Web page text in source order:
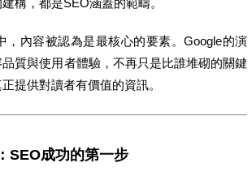
構，都是SEO涵蓋的範疇。
，內容被認為是最核心的要素。Google的演
質與使用者體驗，不再只是比誰堆砌的關鍵
提供對讀者有價值的資訊。
SEO成功的第一步